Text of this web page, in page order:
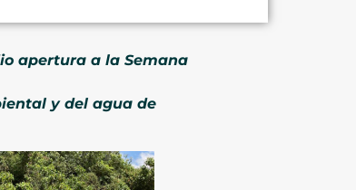
apertura a la Semana
y del agua de